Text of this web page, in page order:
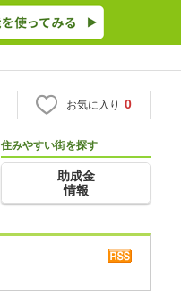
お気に入り 0
住みやすい街を探す
助成金
情報